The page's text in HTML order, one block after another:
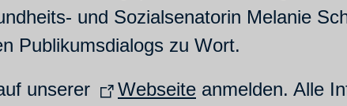
und Sozialsenatorin Melanie
Publikumsdialogs zu Wort.
unserer Webseite anmelden. Alle